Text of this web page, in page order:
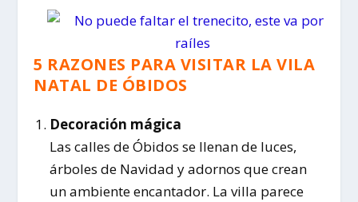
5 RAZONES PARA VISITAR LA VILA
NATAL DE ÓBIDOS
Decoración mágica
Las calles de Óbidos se llenan de luces,
árboles de Navidad y adornos que crean
un ambiente encantador. La villa parece